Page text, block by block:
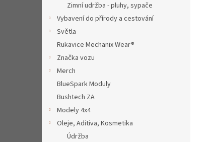
Zimní udržba - pluhy, sypače
Vybavení do přírody a cestování
Světla
Rukavice Mechanix Wear®
Značka vozu
Merch
BlueSpark Moduly
Bushtech ZA
Modely 4x4
Oleje, Aditiva, Kosmetika
Údržba